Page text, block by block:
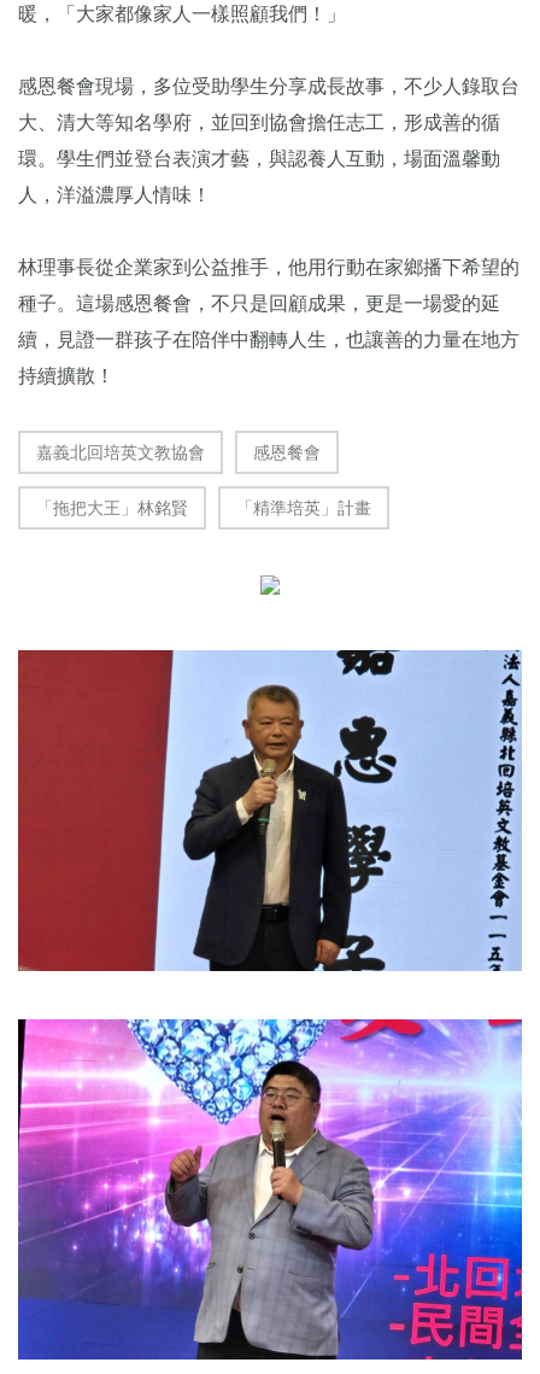
暖，「大家都像家人一樣照顧我們！」
感恩餐會現場，多位受助學生分享成長故事，不少人錄取台
大、清大等知名學府，並回到協會擔任志工，形成善的循
環。學生們並登台表演才藝，與認養人互動，場面溫馨動
人，洋溢濃厚人情味！
林理事長從企業家到公益推手，他用行動在家鄉播下希望的
種子。這場感恩餐會，不只是回顧成果，更是一場愛的延
續，見證一群孩子在陪伴中翻轉人生，也讓善的力量在地方
持續擴散！
嘉義北回培英文教協會 感恩餐會
「拖把大王」林銘賢 「精準培英」計畫